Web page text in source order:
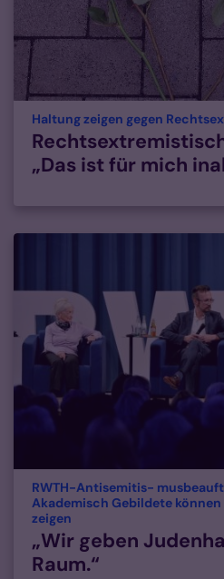
Haltung zeigen gegen
„Das ist für mich
RWTH-Antisemitis-
Akademisch Gebildete
zeigen
„Wir geben
Raum.“